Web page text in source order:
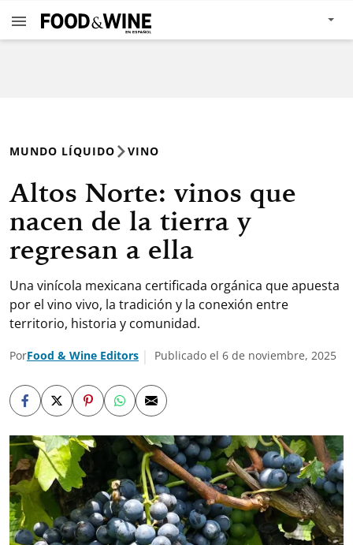
MUNDO LÍQUIDO VINO
Altos Norte: vinos que
nacen de la tierra y
regresan a ella
Una vinícola mexicana certificada orgánica que apuesta
por el vino vivo, la tradición y la conexión entre
territorio, historia y comunidad.
PorFood & Wine Editors Publicado el 6 de noviembre, 2025